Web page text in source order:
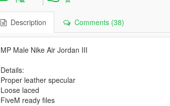
Description Comments (38)
MP Male Nike Air Jordan III
Details:
Proper leather specular
Loose laced
FiveM ready files